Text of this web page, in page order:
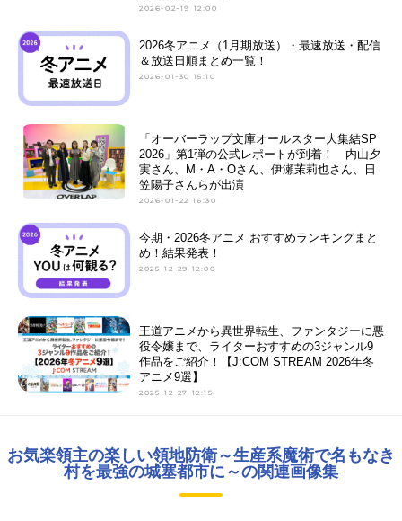
2026-02-19 12:00
2026冬アニメ（1月期放送）・最速放送・配信
＆放送日順まとめ一覧！
2026-01-30 15:10
「オーバーラップ文庫オールスター大集結SP
2026」第1弾の公式レポートが到着！ 内山夕
実さん、M・A・Oさん、伊瀬茉莉也さん、日
笠陽子さんらが出演
2026-01-22 16:30
今期・2026冬アニメ おすすめランキングまと
め！結果発表！
2025-12-29 12:00
王道アニメから異世界転生、ファンタジーに悪
役令嬢まで、ライターおすすめの3ジャンル9
作品をご紹介！【J:COM STREAM 2026年冬
アニメ9選】
2025-12-27 12:15
お気楽領主の楽しい領地防衛～生産系魔術で名もなき
村を最強の城塞都市に～の関連画像集